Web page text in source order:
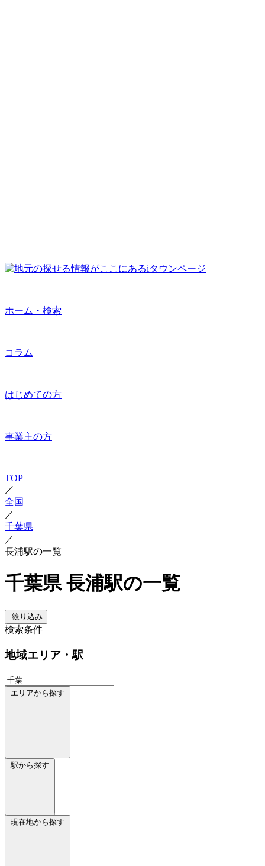
ホーム・検索
コラム
はじめての方
事業主の方
TOP
／
全国
／
千葉県
／
長浦駅の一覧
千葉県 長浦駅の一覧
絞り込み
検索条件
地域エリア・駅
エリアから探す
駅から探す
現在地から探す